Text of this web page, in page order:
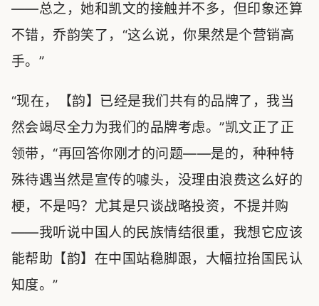
——总之，她和凯文的接触并不多，但印象还算
不错，乔韵笑了，“这么说，你果然是个营销高
手。”
“现在，【韵】已经是我们共有的品牌了，我当
然会竭尽全力为我们的品牌考虑。”凯文正了正
领带，“再回答你刚才的问题——是的，种种特
殊待遇当然是宣传的噱头，没理由浪费这么好的
梗，不是吗？尤其是只谈战略投资，不提并购
——我听说中国人的民族情结很重，我想它应该
能帮助【韵】在中国站稳脚跟，大幅拉抬国民认
知度。”